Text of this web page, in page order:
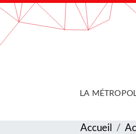
Gestion de vos préférences sur
LA
Accueil